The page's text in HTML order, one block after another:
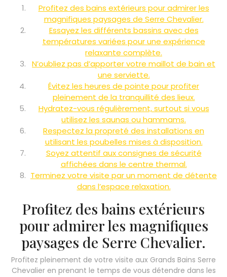
Profitez des bains extérieurs pour admirer les
magnifiques paysages de Serre Chevalier.
Essayez les différents bassins avec des
températures variées pour une expérience
relaxante complète.
N’oubliez pas d’apporter votre maillot de bain et
une serviette.
Évitez les heures de pointe pour profiter
pleinement de la tranquillité des lieux.
Hydratez-vous régulièrement, surtout si vous
utilisez les saunas ou hammams.
Respectez la propreté des installations en
utilisant les poubelles mises à disposition.
Soyez attentif aux consignes de sécurité
affichées dans le centre thermal.
Terminez votre visite par un moment de détente
dans l’espace relaxation.
Profitez des bains extérieurs
pour admirer les magnifiques
paysages de Serre Chevalier.
Profitez pleinement de votre visite aux Grands Bains Serre
Chevalier en prenant le temps de vous détendre dans les